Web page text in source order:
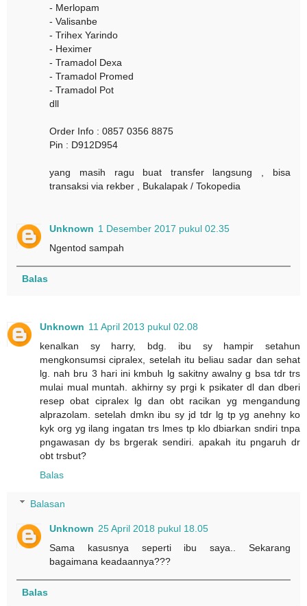
- Merlopam
- Valisanbe
- Trihex Yarindo
- Heximer
- Tramadol Dexa
- Tramadol Promed
- Tramadol Pot
dll
Order Info : 0857 0356 8875
Pin : D912D954
yang masih ragu buat transfer langsung , bisa
transaksi via rekber , Bukalapak / Tokopedia
Unknown 1 Desember 2017 pukul 02.35
Ngentod sampah
Balas
Unknown 11 April 2013 pukul 02.08
kenalkan sy harry, bdg. ibu sy hampir setahun
mengkonsumsi cipralex, setelah itu beliau sadar dan sehat
lg. nah bru 3 hari ini kmbuh lg sakitny awalny g bsa tdr trs
mulai mual muntah. akhirny sy prgi k psikater dl dan dberi
resep obat cipralex lg dan obt racikan yg mengandung
alprazolam. setelah dmkn ibu sy jd tdr lg tp yg anehny ko
kyk org yg ilang ingatan trs lmes tp klo dbiarkan sndiri tnpa
pngawasan dy bs brgerak sendiri. apakah itu pngaruh dr
obt trsbut?
Balas
Balasan
Unknown 25 April 2018 pukul 18.05
Sama kasusnya seperti ibu saya.. Sekarang
bagaimana keadaannya???
Balas